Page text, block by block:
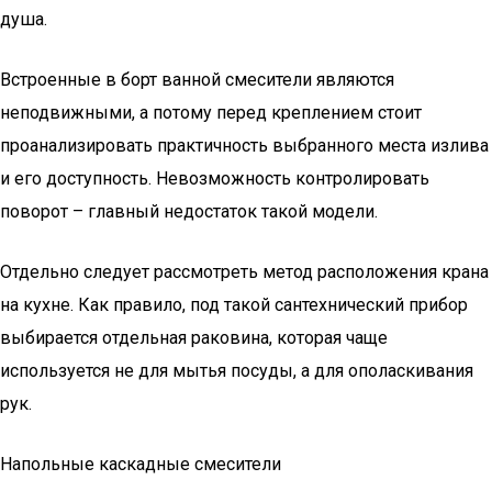
душа.
Встроенные в борт ванной смесители являются
неподвижными, а потому перед креплением стоит
проанализировать практичность выбранного места излива
и его доступность. Невозможность контролировать
поворот – главный недостаток такой модели.
Отдельно следует рассмотреть метод расположения крана
на кухне. Как правило, под такой сантехнический прибор
выбирается отдельная раковина, которая чаще
используется не для мытья посуды, а для ополаскивания
рук.
Напольные каскадные смесители